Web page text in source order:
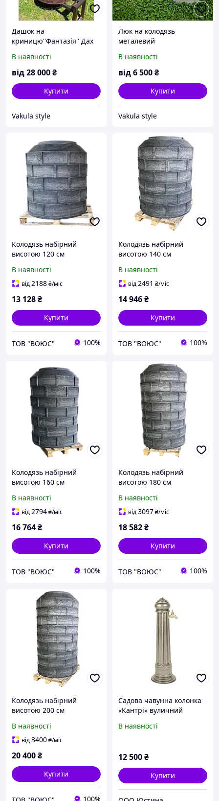
Дашок на
криницю''Фантазія'' Дах
криницю
В наявності
від28 000₴
Купити
Vakula style
Люк на колодязь
металевий
В наявності
від6 500₴
Купити
Vakula style
Колодязь набірний
висотою 120 см
В наявності
від2188₴/міс
13 128₴
Купити
ТОВ "ВОЮС" 100%
Колодязь набірний
висотою 140 см
В наявності
від2491 ₴/міс
14 946₴
Купити
ТОВ "ВОЮС" 100%
Колодязь набірний
висотою 160 см
В наявності
від2794₴/міс
16 764₴
Купити
ТОВ "ВОЮС" 100%
Колодязь набірний
висотою 180 см
В наявності
від3097₴/міс
18 582₴
Купити
ТОВ "ВОЮС" 100%
Колодязь набірний
висотою 200 см
В наявності
від3400₴/міс
20 400₴
Купити
100%
Садова чавунна колонка
«Кантрі» вуличний
литво)
В наявності
12 500₴
Купити